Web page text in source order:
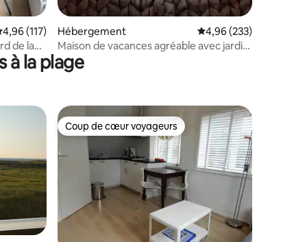
: 4,94 sur 5
moyenne sur la base de 117 commentaires : 4,96 sur 5
4,96 (117)
de la
Hébergement Évaluation moyenne
4,96 (233)
Maison de vacances agréable avec jardin
et beaucoup d'intimité.
à la plage
Coup de cœur voyageurs
Coup de cœur voyageurs